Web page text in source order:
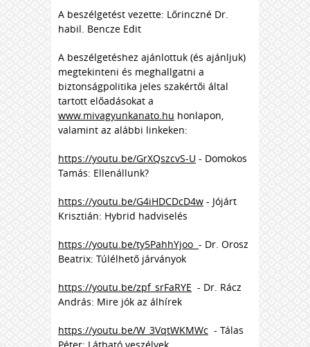
A beszélgetést vezette: Lőrinczné Dr.
habil. Bencze Edit
A beszélgetéshez ajánlottuk (és ajánljuk)
megtekinteni és meghallgatni a
biztonságpolitika jeles szakértői által
tartott előadásokat a
www.mivagyunkanato.hu honlapon,
valamint az alábbi linkeken:
https://youtu.be/GrXQszcvS-U - Domokos
Tamás: Ellenállunk?
https://youtu.be/G4iHDCDcD4w - Jójárt
Krisztián: Hybrid hadviselés
https://youtu.be/ty5PahhYjoo - Dr. Orosz
Beatrix: Túlélhető járványok
https://youtu.be/zpf_srFaRYE - Dr. Rácz
András: Mire jók az álhírek
https://youtu.be/W_3VqtWKMWc - Tálas